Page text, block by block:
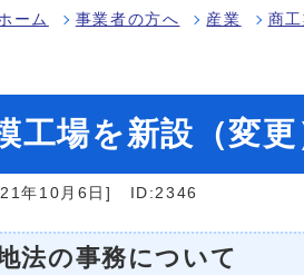
ーム 事業者の方へ 産業 商
工場を新設（変
年10月6日] ID:2346
法の事務について